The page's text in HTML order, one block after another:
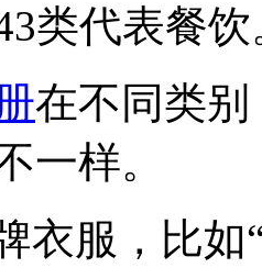
类代表餐饮
在不同类
一样。
衣服，比